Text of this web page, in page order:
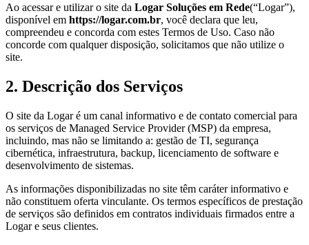
Ao acessar e utilizar o site da Logar Soluções em Rede(“Logar”),
disponível em https://logar.com.br, você declara que leu,
compreendeu e concorda com estes Termos de Uso. Caso não
concorde com qualquer disposição, solicitamos que não utilize o
site.
2. Descrição dos Serviços
O site da Logar é um canal informativo e de contato comercial para
os serviços de Managed Service Provider (MSP) da empresa,
incluindo, mas não se limitando a: gestão de TI, segurança
cibernética, infraestrutura, backup, licenciamento de software e
desenvolvimento de sistemas.
As informações disponibilizadas no site têm caráter informativo e
não constituem oferta vinculante. Os termos específicos de prestação
de serviços são definidos em contratos individuais firmados entre a
Logar e seus clientes.